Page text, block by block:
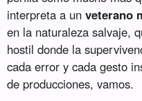
interpreta a unveterano
en la naturaleza salvaje,
hostil donde la
cada error y cada gesto
de producciones, vamos.